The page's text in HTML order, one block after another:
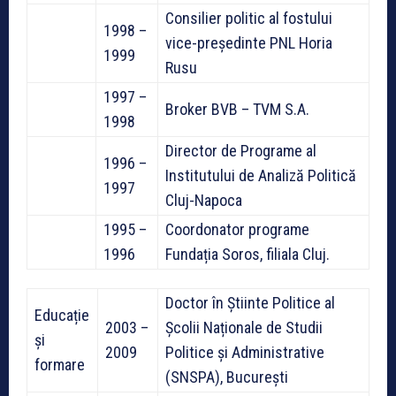
1998 –
1999
Consilier politic al fostului
vice-președinte PNL Horia
Rusu
1997 –
1998
Broker BVB – TVM S.A.
1996 –
1997
Director de Programe al
Institutului de Analiză Politică
Cluj-Napoca
1995 –
1996
Coordonator programe
Fundația Soros, filiala Cluj.
Educație
și
formare
2003 –
2009
Doctor în Știinte Politice al
Școlii Naționale de Studii
Politice și Administrative
(SNSPA), București